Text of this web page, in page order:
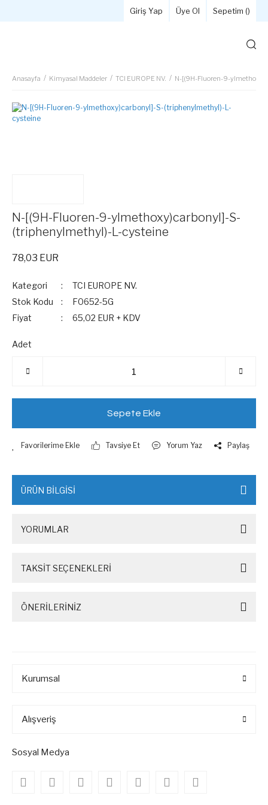
Giriş Yap Üye Ol Sepetim ()
Anasayfa Kimyasal Maddeler TCI EUROPE NV. N-[(9H-Fluoren-9-
N-[(9H-Fluoren-9-ylmethoxy)carbonyl]-S-
(triphenylmethyl)-L-cysteine
78,03 EUR
Kategori
TCI EUROPE NV.
Stok Kodu
F0652-5G
Fiyat
65,02 EUR + KDV
Adet
Sepete Ekle
Tavsiye Et Yorum Yaz Paylaş
ÜRÜN BİLGİSİ
YORUMLAR
TAKSİT SEÇENEKLERİ
ÖNERİLERİNİZ
Kurumsal
Alışveriş
Sosyal Medya